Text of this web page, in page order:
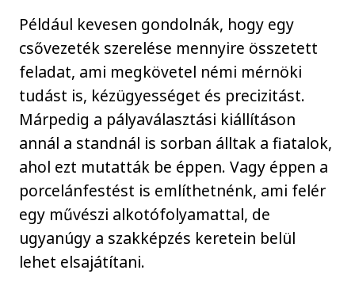
Például kevesen gondolnák, hogy egy
csővezeték szerelése mennyire összetett
feladat, ami megkövetel némi mérnöki
tudást is, kézügyességet és precizitást.
Márpedig a pályaválasztási kiállításon
annál a standnál is sorban álltak a fiatalok,
ahol ezt mutatták be éppen. Vagy éppen a
porcelánfestést is említhetnénk, ami felér
egy művészi alkotófolyamattal, de
ugyanúgy a szakképzés keretein belül
lehet elsajátítani.